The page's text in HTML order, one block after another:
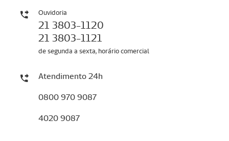
Ouvidoria
21 3803-1120
21 3803-1121
de segunda a sexta, horário comercial
Atendimento 24h
0800 970 9087
4020 9087